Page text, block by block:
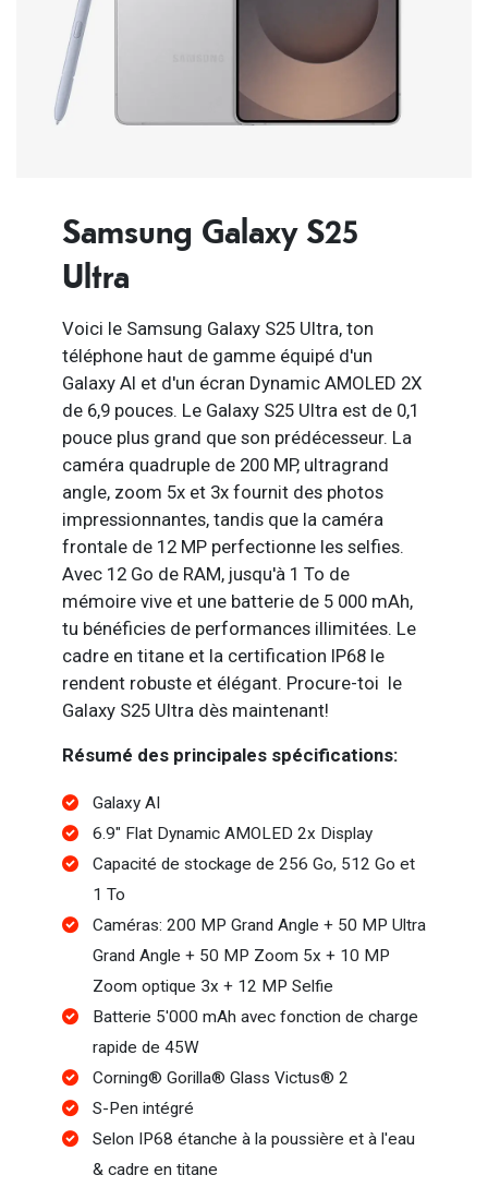
Samsung Galaxy S25
Ultra
Voici le Samsung Galaxy S25 Ultra, ton
téléphone haut de gamme équipé d'un
Galaxy AI et d'un écran Dynamic AMOLED 2X
de 6,9 pouces. Le Galaxy S25 Ultra est de 0,1
pouce plus grand que son prédécesseur. La
caméra quadruple de 200 MP, ultragrand
angle, zoom 5x et 3x fournit des photos
impressionnantes, tandis que la caméra
frontale de 12 MP perfectionne les selfies.
Avec 12 Go de RAM, jusqu'à 1 To de
mémoire vive et une batterie de 5 000 mAh,
tu bénéficies de performances illimitées. Le
cadre en titane et la certification IP68 le
rendent robuste et élégant. Procure-toi le
Galaxy S25 Ultra dès maintenant!
Résumé des principales spécifications:
Galaxy AI
6.9" Flat Dynamic AMOLED 2x Display
Capacité de stockage de 256 Go, 512 Go et
1 To
Caméras: 200 MP Grand Angle + 50 MP Ultra
Grand Angle + 50 MP Zoom 5x + 10 MP
Zoom optique 3x + 12 MP Selfie
Batterie 5'000 mAh avec fonction de charge
rapide de 45W
Corning® Gorilla® Glass Victus® 2
S-Pen intégré
Selon IP68 étanche à la poussière et à l'eau
& cadre en titane